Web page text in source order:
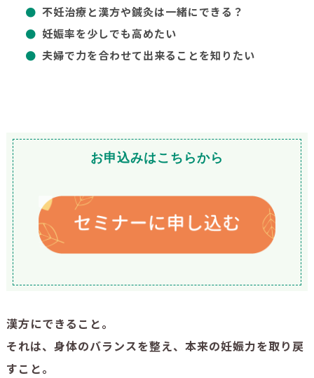
不妊治療と漢方や鍼灸は一緒にできる？
妊娠率を少しでも高めたい
夫婦で力を合わせて出来ることを知りたい
お申込みはこちらから
漢方にできること。
それは、身体のバランスを整え、本来の妊娠力を取り戻
すこと。